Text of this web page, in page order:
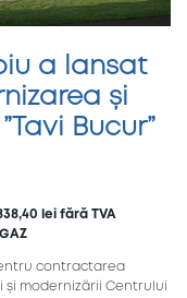
a lansat
și
Bucur”
lei fără TVA
contractarea
și modernizării Centrului